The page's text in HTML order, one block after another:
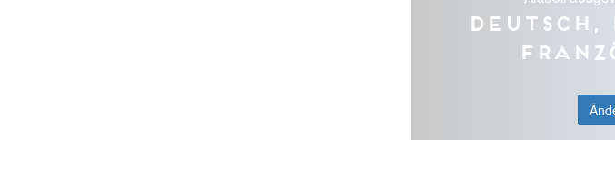
Deutsch,